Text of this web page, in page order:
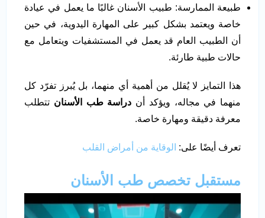
طبيعة الممارسة: طبيب الأسنان غالبًا ما يعمل في عيادة
خاصة ويعتمد بشكل كبير على المهارة اليدوية، في حين
أن الطبيب العام قد يعمل في المستشفيات ويتعامل مع
حالات طبية طارئة.
هذا التمايز لا يُقلل من أهمية أي منهما، بل يُبرز تفرّد كل
منهما في مجاله، ويؤكد أن دراسة طب الأسنان تتطلب
معرفة دقيقة ومهارة خاصة.
تعرف أيضًا على: الوقاية من أمراض القلب
مستقبل تخصص طب الأسنان